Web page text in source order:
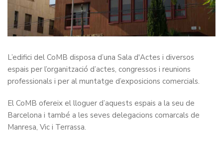
L’edifici del CoMB disposa d’una Sala d'Actes i diversos
espais per l’organització d’actes, congressos i reunions
professionals i per al muntatge d’exposicions comercials.
El CoMB ofereix el lloguer d’aquests espais a la seu de
Barcelona i també a les seves delegacions comarcals de
Manresa, Vic i Terrassa.